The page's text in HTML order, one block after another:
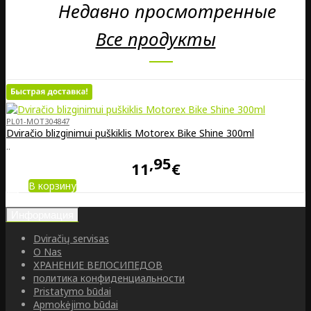
Недавно просмотренные
Все продукты
PL01-MOT304847
Dviračio blizginimui puškiklis Motorex Bike Shine 300ml
..
11 95€
В корзину
Dviračių servisas
O Nas
ХРАНЕНИЕ ВЕЛОСИПЕДОВ
политика конфиденциальности
Pristatymo būdai
Apmokėjimo būdai